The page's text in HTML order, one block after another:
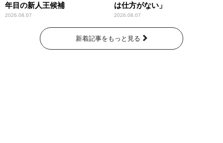
年目の新人王候補
2026.08.07
は仕方がない」
2026.08.07
新着記事をもっと見る